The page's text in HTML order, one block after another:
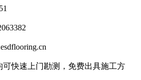
可快速上门勘测，免费出具施工方